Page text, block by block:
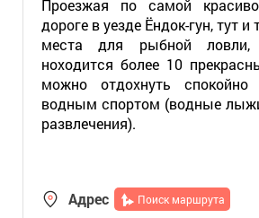
Проезжая по самой
дороге в уезде Ёндок-гун, тут
места для рыбной ловли,
ноходится более 10
можно отдохнуть спокойно
водным спортом (водные
развлечения).
Адрес Поиск маршрута